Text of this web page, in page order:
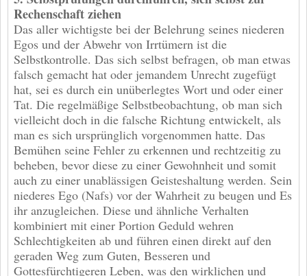
Rechenschaft ziehen
Das aller wichtigste bei der Belehrung seines niederen
Egos und der Abwehr von Irrtümern ist die
Selbstkontrolle. Das sich selbst befragen, ob man etwas
falsch gemacht hat oder jemandem Unrecht zugefügt
hat, sei es durch ein unüberlegtes Wort und oder einer
Tat. Die regelmäßige Selbstbeobachtung, ob man sich
vielleicht doch in die falsche Richtung entwickelt, als
man es sich ursprünglich vorgenommen hatte. Das
Bemühen seine Fehler zu erkennen und rechtzeitig zu
beheben, bevor diese zu einer Gewohnheit und somit
auch zu einer unablässigen Geisteshaltung werden. Sein
niederes Ego (Nafs) vor der Wahrheit zu beugen und Es
ihr anzugleichen. Diese und ähnliche Verhalten
kombiniert mit einer Portion Geduld wehren
Schlechtigkeiten ab und führen einen direkt auf den
geraden Weg zum Guten, Besseren und
Gottesfürchtigeren Leben, was den wirklichen und